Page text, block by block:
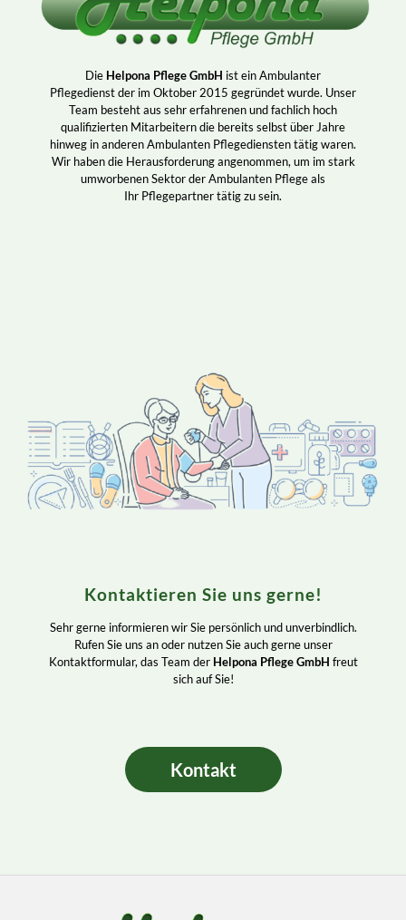
Die Helpona Pflege GmbH ist ein Ambulanter
Pflegedienst der im Oktober 2015 gegründet wurde. Unser
Team besteht aus sehr erfahrenen und fachlich hoch
qualifizierten Mitarbeitern die bereits selbst über Jahre
hinweg in anderen Ambulanten Pflegediensten tätig waren.
Wir haben die Herausforderung angenommen, um im stark
umworbenen Sektor der Ambulanten Pflege als
Ihr Pflegepartner tätig zu sein.
Kontaktieren Sie uns gerne!
Sehr gerne informieren wir Sie persönlich und unverbindlich.
Rufen Sie uns an oder nutzen Sie auch gerne unser
Kontaktformular, das Team der Helpona Pflege GmbH freut
sich auf Sie!
Kontakt